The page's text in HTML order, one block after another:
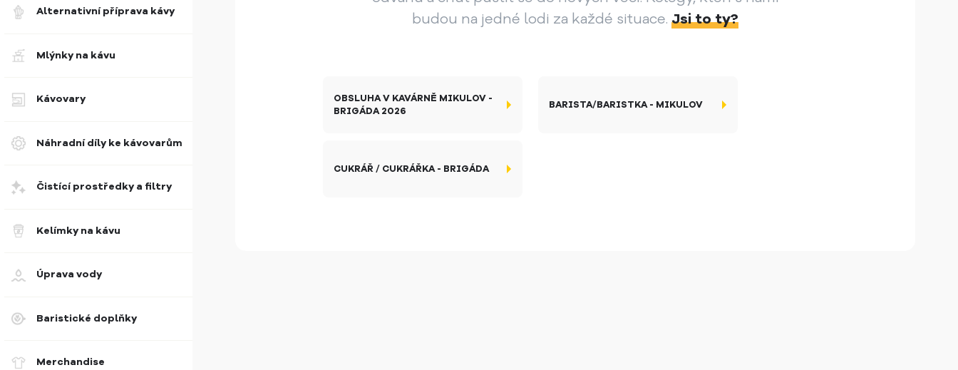
budou na jedné lodi za každé situace. Jsi to ty?
OBSLUHA V KAVÁRNĚ MIKULOV -
BRIGÁDA 2026
BARISTA/BARISTKA - MIKULOV
CUKRÁŘ / CUKRÁŘKA - BRIGÁDA
Alternativní příprava kávy
Mlýnky na kávu
Kávovary
Náhradní díly ke kávovarům
Čistící prostředky a filtry
Kelímky na kávu
Úprava vody
Baristické doplňky
Merchandise